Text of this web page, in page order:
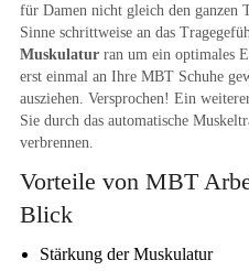
für Damen nicht gleich den ganzen
Sinne schrittweise an das
Muskulatur ran um ein optimales
erst einmal an Ihre MBT Schuhe
ausziehen. Versprochen! Ein
Sie durch das automatische
verbrennen.
Vorteile von MBT
Blick
Stärkung der Muskulatur